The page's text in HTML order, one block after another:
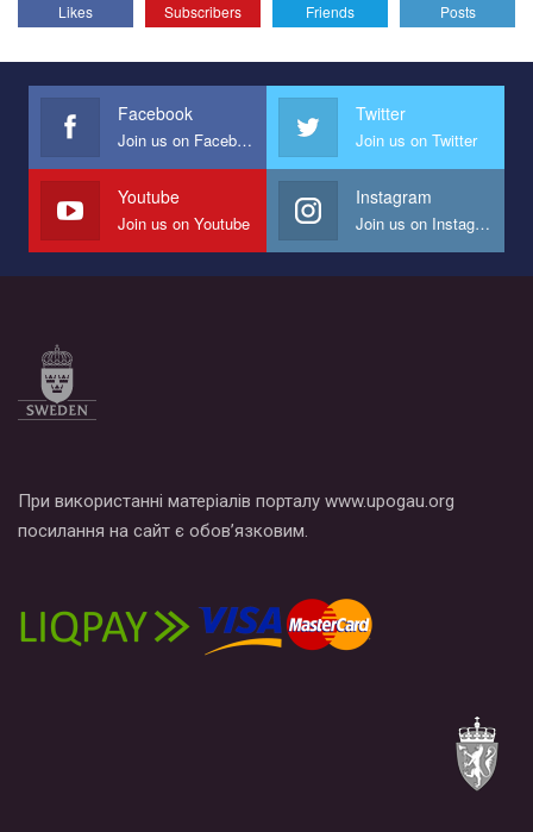
Эмоционально сильный ролик от команды "Гей-альянс
представляющий программу развития организации.
Мы просим вас поддержать нас и помочь нам реализовать
наш план по борьбе с насилием и дискриминацией на почве
СОГИ в Украине.
Все, что вам нужно сделать - это зайти на наш канал YouTube
Likes Subscribers Friends Posts
Facebook
Join us on Facebook
Twitter
Join us on Twitter
Youtube
Join us on Youtube
Instagram
Join us on Instagram
При використанні матеріалів порталу www.upogau.org
посилання на сайт є обов’язковим.